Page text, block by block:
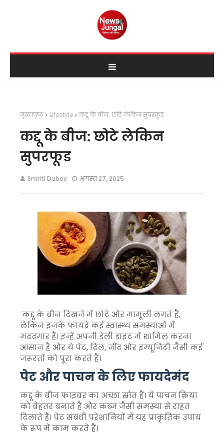
मुख्यपृष्ठ Lifestyle कद्दू के बीज: छोटे लेकिन सुपरफूड
कद्दू के बीज: छोटे लेकिन
सुपरफूड
Smriti Dubey अगस्त 27, 2025
कद्दू के बीज दिखने में छोटे और मामूली लगते हैं,
लेकिन इनके फायदे कई स्वास्थ्य समस्याओं में
मददगार हैं। इन्हें अपनी डेली डाइट में शामिल करना
आसान है और ये पेट, दिल, नींद और इम्यूनिटी जैसी कई
जरूरतों को पूरा करते हैं।
पेट और पाचन के लिए फायदेमंद
कद्दू के बीज फाइबर का अच्छा स्रोत हैं। ये पाचन क्रिया
को बेहतर बनाते हैं और कब्ज जैसी समस्या से राहत
दिलाते हैं। पेट संबंधी परेशानियों में यह प्राकृतिक उपाय
के रूप में काम करते हैं।